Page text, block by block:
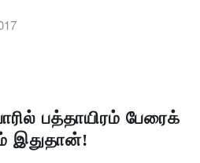
பத்தாயிரம் பேரைக்
இதுதான்!